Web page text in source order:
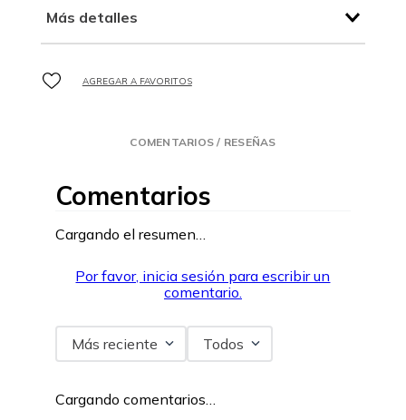
Más detalles
COMENTARIOS / RESEÑAS
Comentarios
Cargando el resumen…
Por favor, inicia sesión para escribir un
comentario.
Más reciente Todos
Cargando comentarios…